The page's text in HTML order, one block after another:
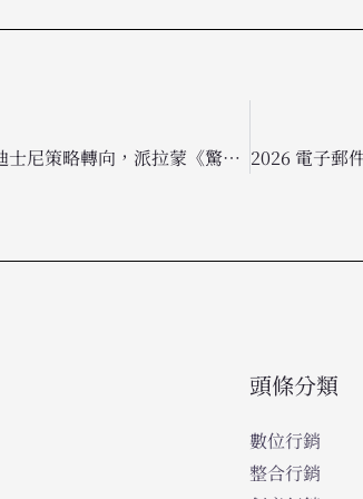
2026 超級盃廣告戰報：迪士尼策略轉向，派拉蒙《驚聲尖叫 7》搶佔先機
頭條分類
數位行銷
整合行銷